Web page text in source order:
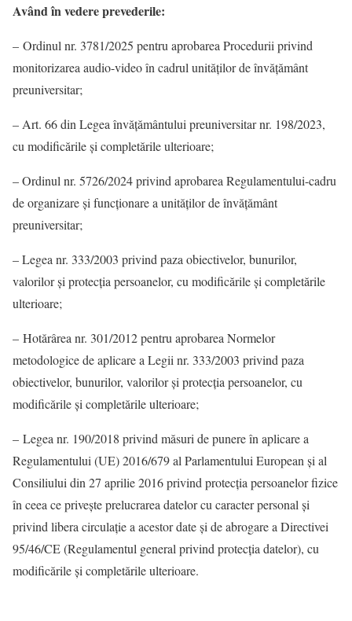
Având în vedere prevederile:
– Ordinul nr. 3781/2025 pentru aprobarea Procedurii privind
monitorizarea audio-video în cadrul unităţilor de învăţământ
preuniversitar;
– Art. 66 din Legea învăţământului preuniversitar nr. 198/2023,
cu modificările și completările ulterioare;
– Ordinul nr. 5726/2024 privind aprobarea Regulamentului-cadru
de organizare şi funcţionare a unităţilor de învăţământ
preuniversitar;
– Legea nr. 333/2003 privind paza obiectivelor, bunurilor,
valorilor şi protecţia persoanelor, cu modificările și completările
ulterioare;
– Hotărârea nr. 301/2012 pentru aprobarea Normelor
metodologice de aplicare a Legii nr. 333/2003 privind paza
obiectivelor, bunurilor, valorilor şi protecţia persoanelor, cu
modificările şi completările ulterioare;
– Legea nr. 190/2018 privind măsuri de punere în aplicare a
Regulamentului (UE) 2016/679 al Parlamentului European şi al
Consiliului din 27 aprilie 2016 privind protecţia persoanelor fizice
în ceea ce priveşte prelucrarea datelor cu caracter personal şi
privind libera circulaţie a acestor date şi de abrogare a Directivei
95/46/CE (Regulamentul general privind protecţia datelor), cu
modificările și completările ulterioare.